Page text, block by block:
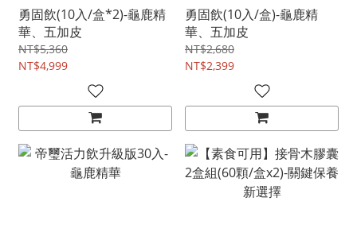
勇固飲(10入/盒*2)-龜鹿精
華、五加皮
NT$5,360
NT$4,999
勇固飲(10入/盒)-龜鹿精
華、五加皮
NT$2,680
NT$2,399